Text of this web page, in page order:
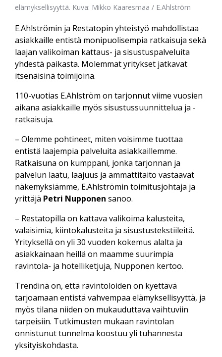
elämyksellisyyttä. Kuva: Mikko Kaaresmaa / E.Ahlström
E.Ahlströmin ja Restatopin yhteistyö mahdollistaa
asiakkaille entistä monipuolisempia ratkaisuja sekä
laajan valikoiman kattaus- ja sisustuspalveluita
yhdestä paikasta. Molemmat yritykset jatkavat
itsenäisinä toimijoina.
110-vuotias E.Ahlström on tarjonnut viime vuosien
aikana asiakkaille myös sisustussuunnittelua ja -
ratkaisuja.
– Olemme pohtineet, miten voisimme tuottaa
entistä laajempia palveluita asiakkaillemme.
Ratkaisuna on kumppani, jonka tarjonnan ja
palvelun laatu, laajuus ja ammattitaito vastaavat
näkemyksiämme, E.Ahlströmin toimitusjohtaja ja
yrittäjä Petri Nupponen sanoo.
– Restatopilla on kattava valikoima kalusteita,
valaisimia, kiintokalusteita ja sisustustekstiileitä.
Yrityksellä on yli 30 vuoden kokemus alalta ja
asiakkainaan heillä on maamme suurimpia
ravintola- ja hotelliketjuja, Nupponen kertoo.
Trendinä on, että ravintoloiden on kyettävä
tarjoamaan entistä vahvempaa elämyksellisyyttä, ja
myös tilana niiden on mukauduttava vaihtuviin
tarpeisiin. Tutkimusten mukaan ravintolan
onnistunut tunnelma koostuu yli tuhannesta
yksityiskohdasta.